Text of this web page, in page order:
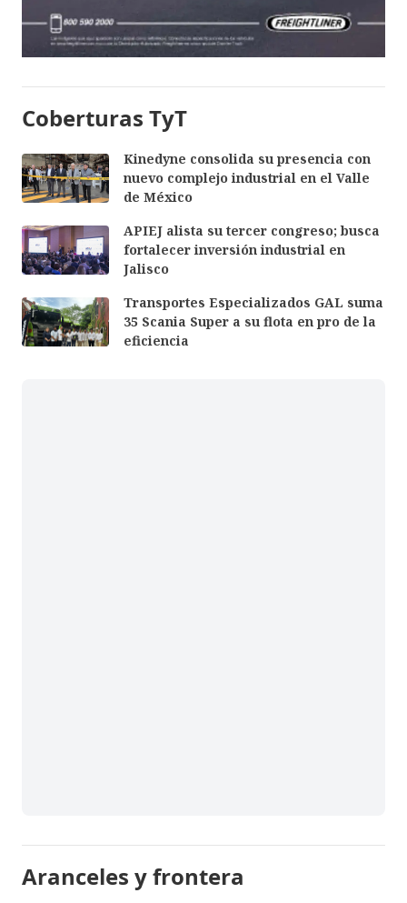
Coberturas TyT
Kinedyne consolida su presencia con
nuevo complejo industrial en el Valle
de México
APIEJ alista su tercer congreso; busca
fortalecer inversión industrial en
Jalisco
Transportes Especializados GAL suma
35 Scania Super a su flota en pro de la
eficiencia
Aranceles y frontera